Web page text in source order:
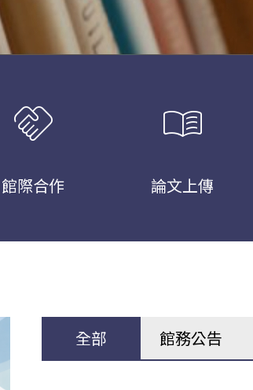
handshake
館際合作
menu_book
論文上傳
全部 館務公告